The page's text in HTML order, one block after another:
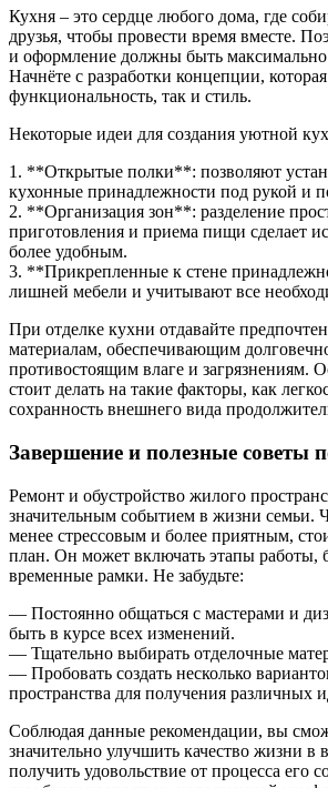
Кухня – это сердце любого дома, где
друзья, чтобы провести время вместе.
и оформление должны быть
Начнёте с разработки концепции,
функциональность, так и стиль.
Некоторые идеи для создания уютной
1. **Открытые полки**: позволяют
кухонные принадлежности под рукой и
2. **Организация зон**: разделение
приготовления и приема пищи сделает
более удобным.
3. **Прикрепленные к стене
лишней мебели и учитывают все
При отделке кухни отдавайте
материалам, обеспечивающим
противостоящим влаге и загрязнениям.
стоит делать на такие факторы, как
сохранность внешнего вида
Завершение и полезные советы
Ремонт и обустройство жилого
значительным событием в жизни семьи.
менее стрессовым и более приятным,
план. Он может включать этапы работы,
временные рамки. Не забудьте:
— Постоянно общаться с мастерами и
быть в курсе всех изменений.
— Тщательно выбирать отделочные
— Пробовать создать несколько
пространства для получения различных
Соблюдая данные рекомендации, вы
значительно улучшить качество жизни в
получить удовольствие от процесса его